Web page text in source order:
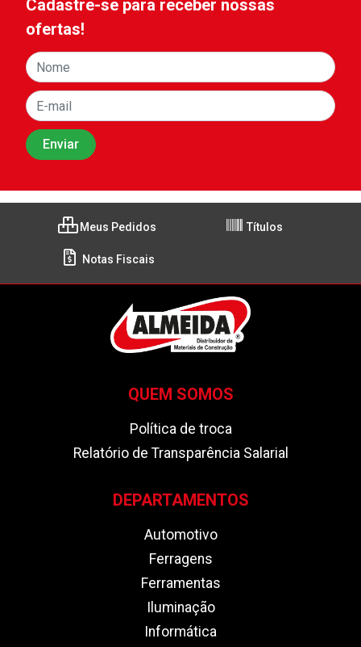
Cadastre-se para receber nossas
ofertas!
Meus Pedidos Títulos
Notas Fiscais
QUEM SOMOS
Política de troca
Relatório de Transparência Salarial
DEPARTAMENTOS
Automotivo
Ferragens
Ferramentas
Iluminação
Informática